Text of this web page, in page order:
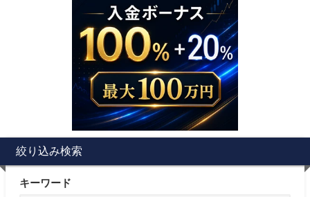
絞り込み検索
キーワード